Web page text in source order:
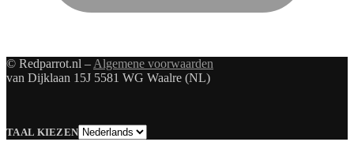
© Redparrot.nl – Algemene voorwaarden
van Dijklaan 15J 5581 WG Waalre (NL)
TAAL KIEZENTaal